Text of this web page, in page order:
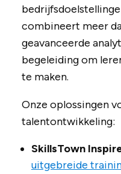
combineert meer
geavanceerde
begeleiding om
te maken.
Onze oplossingen
talentontwikkeling:
SkillsTown
uitgebreide